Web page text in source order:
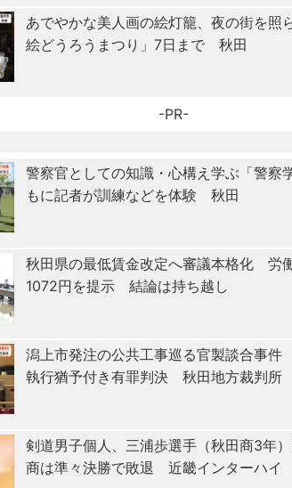
あでやかな美人画の絵灯籠、夜の街を
絵どうろうまつり」7日まで 秋田
-PR-
警察官としての知識・心構え学ぶ「警
もに記者が訓練などを体験 秋田
秋田県の最低賃金改定へ審議本格化 労
1072円を提示 結論は持ち越し
潟上市発注の公共工事巡る官製談合事
執行猶予付き有罪判決 秋田地方裁判所
剣道男子個人、三浦歩選手（秋田商3年
商は準々決勝で敗退 近畿インターハイ